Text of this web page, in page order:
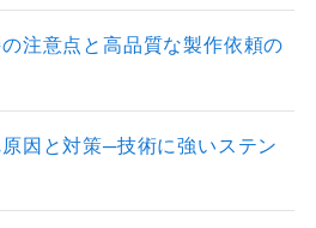
注意点と高品質な製作依頼の
因と対策─技術に強いステン